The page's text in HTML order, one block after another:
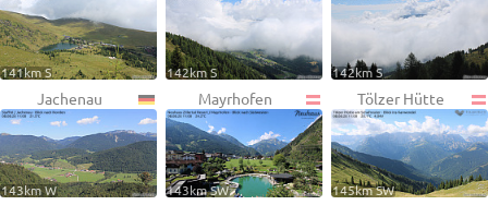
141km S 142km S 142km S
Jachenau
143km W
Mayrhofen
143km SW
Tölzer Hütte
145km SW